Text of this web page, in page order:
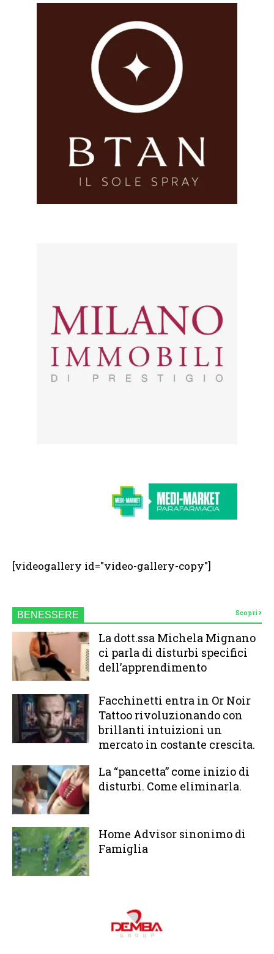
[videogallery id="video-gallery-copy"]
BENESSERE Scopri
La dott.ssa Michela Mignano
ci parla di disturbi specifici
dell’apprendimento
Facchinetti entra in Or Noir
Tattoo rivoluzionando con
brillanti intuizioni un
mercato in costante crescita.
La “pancetta” come inizio di
disturbi. Come eliminarla.
Home Advisor sinonimo di
Famiglia